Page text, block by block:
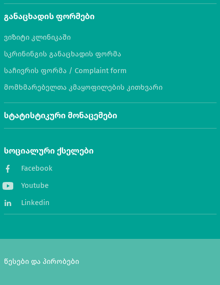
განაცხადის ფორმები
ვიზიტი კლინიკაში
სკრინინგის განაცხადის ფორმა
საჩივრის ფორმა / Complaint form
მომხმარებელთა კმაყოფილების კითხვარი
სტატისტიკური მონაცემები
სოციალური ქსელები
Facebook
Youtube
Linkedin
წესები და პირობები